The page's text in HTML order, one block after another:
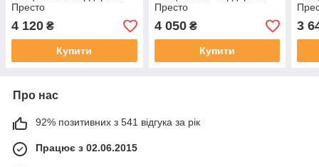
Престо
4 120 ₴
Купити
Престо
4 050₴
Купити
3
Про нас
92% позитивних з 541 відгука за рік
Працює з 02.06.2015